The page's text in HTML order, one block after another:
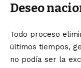
Deseo
Todo proceso
últimos tiempos,
no podía ser la